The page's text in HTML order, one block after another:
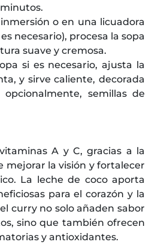
o en una licuadora
necesario), procesa la sopa
suave y cremosa.
si es necesario, ajusta la
y sirve caliente, decorada
semillas de
A y C, gracias a la
mejorar la visión y fortalecer
La leche de coco aporta
para el corazón y la
curry no solo añaden sabor
sino que también ofrecen
y antioxidantes.